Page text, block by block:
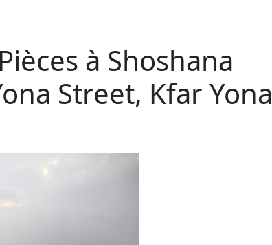
à Shoshana
Street, Kfar Yona